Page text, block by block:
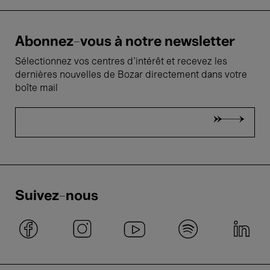
Abonnez-vous à notre newsletter
Sélectionnez vos centres d'intérêt et recevez les
dernières nouvelles de Bozar directement dans votre
boîte mail
Suivez-nous